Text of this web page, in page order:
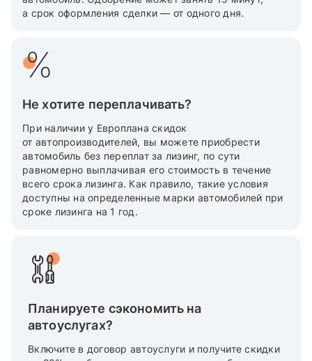
а срок оформления сделки — от одного дня.
Не хотите переплачивать?
При наличии у Европлана скидок
от автопроизводителей, вы можете приобрести
автомобиль без переплат за лизинг, по сути
равномерно выплачивая его стоимость в течение
всего срока лизинга. Как правило, такие условия
доступны на определенные марки автомобилей при
сроке лизинга на 1 год.
Планируете сэкономить на
автоуслугах?
Включите в договор автоуслуги и получите скидки